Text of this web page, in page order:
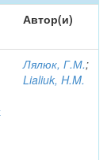
Автор(и)
Лялюк, Г.М.;
Lialiuk, H.M.